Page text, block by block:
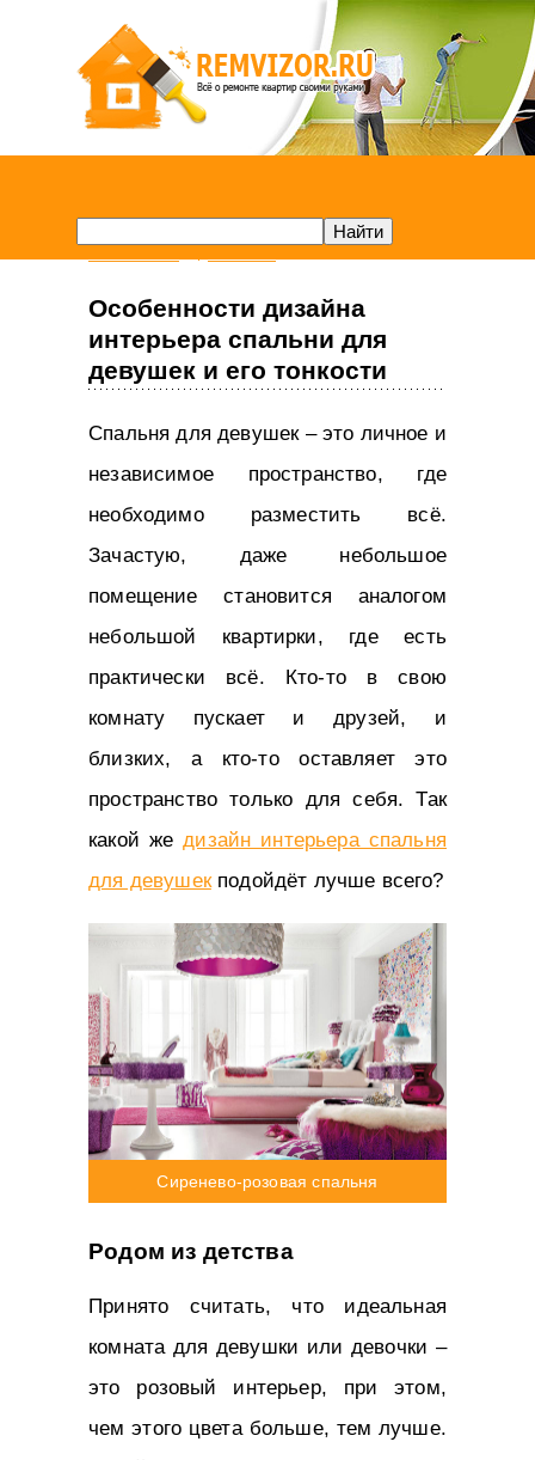
Особенности дизайна
интерьера спальни для
девушек и его тонкости
Спальня для девушек – это личное и
независимое пространство, где
необходимо разместить всё.
Зачастую, даже небольшое
помещение становится аналогом
небольшой квартирки, где есть
практически всё. Кто-то в свою
комнату пускает и друзей, и
близких, а кто-то оставляет это
пространство только для себя. Так
какой жедизайн интерьера спальня
для девушекподойдёт лучше всего?
Сиренево-розовая спальня
Родом из детства
Принято считать, что идеальная
комната для девушки или девочки –
это розовый интерьер, при этом,
чем этого цвета больше, тем лучше.